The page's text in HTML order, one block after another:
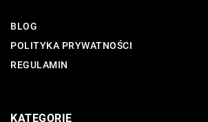
BLOG
POLITYKA PRYWATNOŚCI
REGULAMIN
KATEGORIE